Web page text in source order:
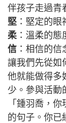
伴孩子走過
堅 ：堅定的眼
柔 ：溫柔的態
信 ：相信的信
讓我們先從如
他就能做得多
少。參與活動
「鍾羽喬，
的句子。你已